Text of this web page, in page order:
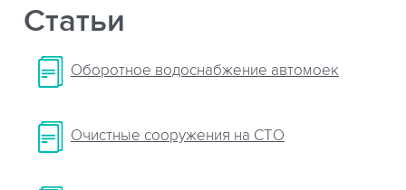
Статьи
Оборотное водоснабжение автомоек
Очистные сооружения на СТО